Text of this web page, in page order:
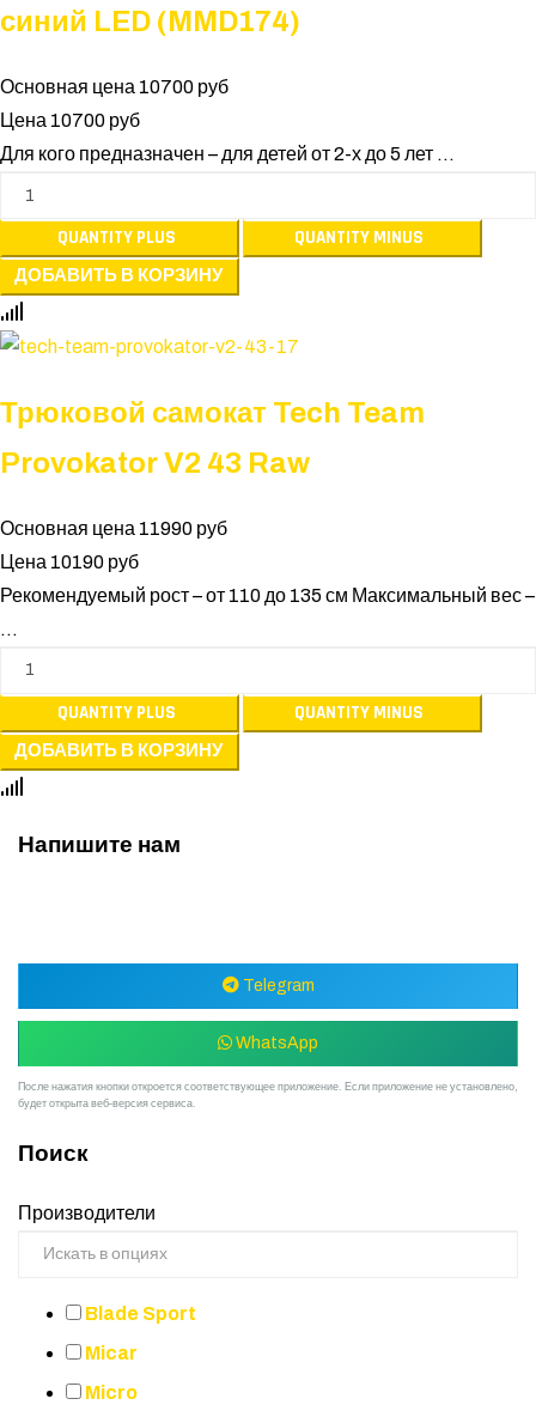
синий LED (MMD174)
Основная цена 10700 руб
Цена 10700 руб
Для кого предназначен – для детей от 2-х до 5 лет ...
Трюковой самокат Tech Team
Provokator V2 43 Raw
Основная цена 11990 руб
Цена 10190 руб
Рекомендуемый рост – от 110 до 135 см Максимальный вес –
...
Напишите нам
Telegram
WhatsApp
После нажатия кнопки откроется соответствующее приложение. Если приложение не установлено,
будет открыта веб-версия сервиса.
Поиск
Производители
Blade Sport
Micar
Micro